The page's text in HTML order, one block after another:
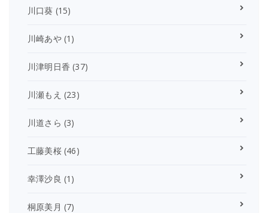
川口葵 (15)
川崎あや(1)
川津明日香 (37)
川瀬もえ (23)
川道さら (3)
工藤美桜(46)
幸澤沙良 (1)
桐原美月 (7)